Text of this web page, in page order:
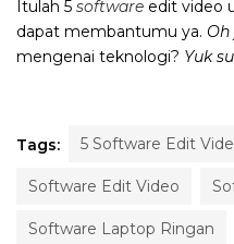
Itulah 5 software edit video
dapat membantumu ya. Oh
mengenai teknologi? Yuk
Tags: 5 Software Edit
Software Edit Video
Software Laptop Ringan